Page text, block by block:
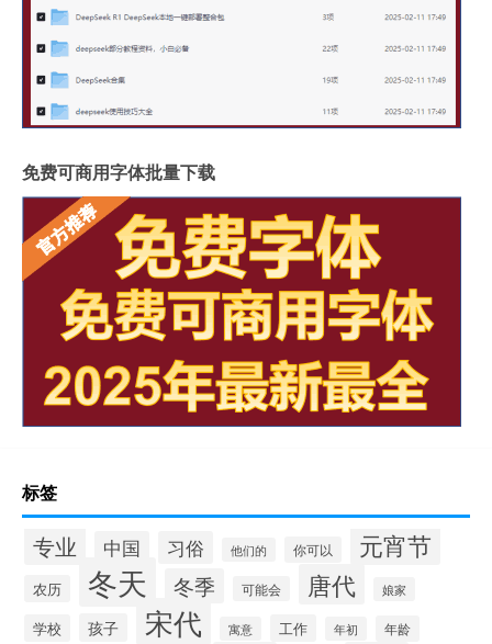
免费可商用字体批量下载
标签
专业 中国 习俗 他们的 你可以 元宵节
农历 冬天 冬季 可能会 唐代 娘家
学校 孩子 宋代 寓意 工作 年初 年龄